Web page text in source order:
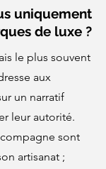
uniquement
de luxe ?
le plus souvent
aux
un narratif
leur autorité.
sont
artisanat ;